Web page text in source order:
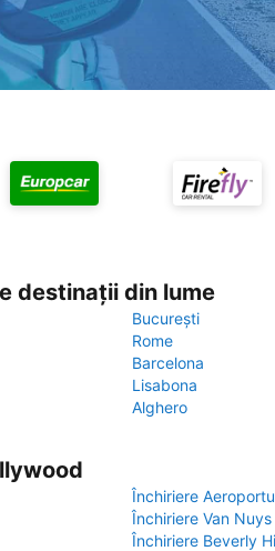
destinații din lume
București
Rome
Barcelona
Lisabona
Alghero
Închiriere
Închiriere Van Nuys
Închiriere Beverly